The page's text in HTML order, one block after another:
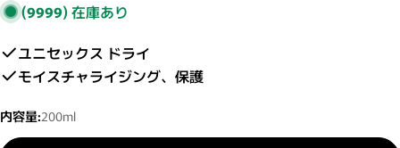
(9999)在庫あり
ユニセックス ドライ
モイスチャライジング、保護
内容量:200ml